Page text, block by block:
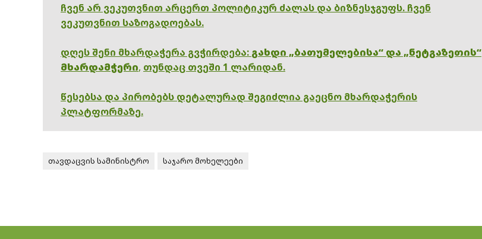
ჩვენ არ ვეკუთვნით არცერთ პოლიტიკურ ძალას და ბიზნესჯგუფს. ჩვენ
ვეკუთვნით საზოგადოებას.
დღეს შენი მხარდაჭერა გვჭირდება: გახდი „ბათუმელებისა“ და „ნეტგაზეთის“
მხარდამჭერი, თუნდაც თვეში 1 ლარიდან.
წესებსა და პირობებს დეტალურად შეგიძლია გაეცნო მხარდაჭერის
პლატფორმაზე.
თავდაცვის სამინისტრო საჯარო მოხელეები